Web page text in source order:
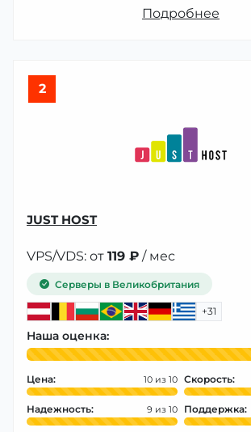
Подробнее
2
JUST HOST
VPS/VDS: от 119 ₽ / мес
Серверы в Великобритания
+31
Наша оценка:
Цена: 10 Скорость:
Надежность: 9 Поддержка: